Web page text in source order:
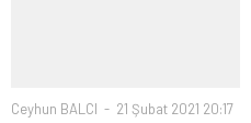
Ceyhun BALCI 21 Şubat 2021 20:17